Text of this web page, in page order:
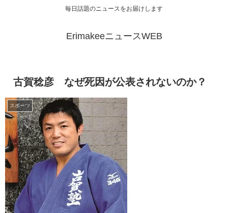
毎日話題のニュースをお届けします
ErimakeeニュースWEB
古賀稔彦 なぜ死因が公表されないのか？
スポーツ